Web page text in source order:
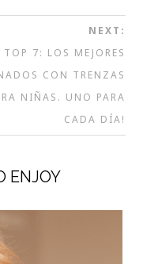
NEXT:
TOP 7: LOS MEJORES
CON TRENZAS
NIÑAS. UNO PARA
CADA DÍA!
ENJOY